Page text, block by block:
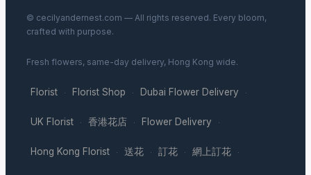
© cecilyandernest.com — All rights reserved. Every bloom,
crafted with purpose.
Fresh flowers, same-day delivery, Hong Kong wide.
Florist · Florist Shop · Dubai Flower Delivery ·
UK Florist · 香港花店 · Flower Delivery ·
Hong Kong Florist · 送花 · 訂花 · 網上訂花 ·